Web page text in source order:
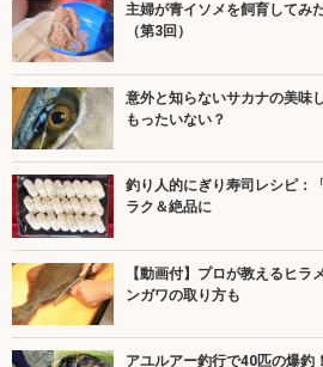
主婦が青イソメを飼育して
（第3回）
意外と知らないサカナの美
もったいない？
釣り人的にぎり寿司レシピ：
ラク＆絶品に
【動画付】プロが教えるヒ
ンガワの取り方も
アユルアー釣行で40匹の爆釣